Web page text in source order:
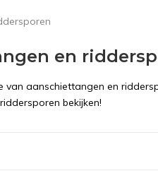
en
van aanschiettangen en
bekijken!